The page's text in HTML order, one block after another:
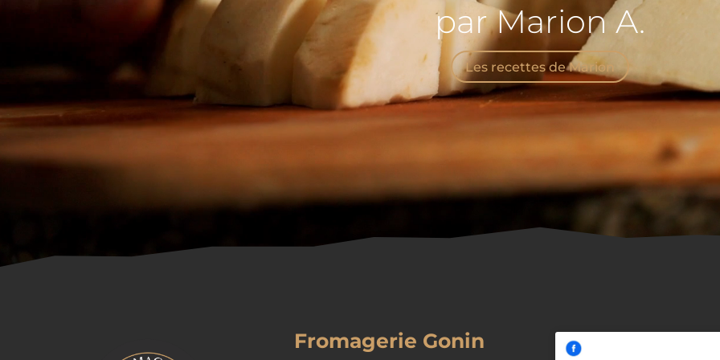
par Marion A.
Les recettes de Marion
Fromagerie Gonin